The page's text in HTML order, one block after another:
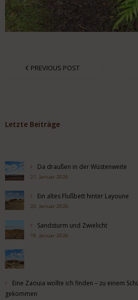
PREVIOUS POST
Letzte Beiträge
Da draußen in der Wüstenweite
21. Januar 2026
Ein altes Flußbett hinter Layoune
20. Januar 2026
Sandsturm und Zwielicht
19. Januar 2026
Eine Zaouia wollte ich finden – zu einem
gekommen